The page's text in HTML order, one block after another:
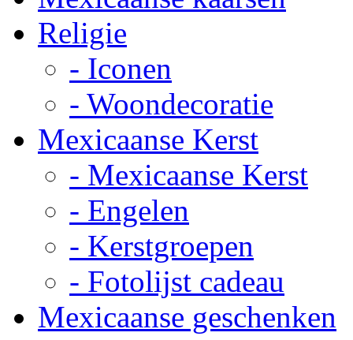
Religie
- Iconen
- Woondecoratie
Mexicaanse Kerst
- Mexicaanse Kerst
- Engelen
- Kerstgroepen
- Fotolijst cadeau
Mexicaanse geschenken